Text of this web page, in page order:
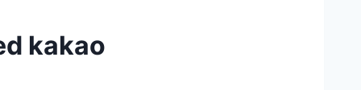
kakao